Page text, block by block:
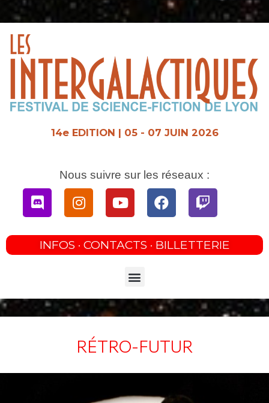
14e EDITION | 05 - 07 JUIN 2026
Nous suivre sur les réseaux :
DiscordInstagramYoutubeFacebookTwitch
INFOS · CONTACTS · BILLETTERIE
Menu
RÉTRO-FUTUR